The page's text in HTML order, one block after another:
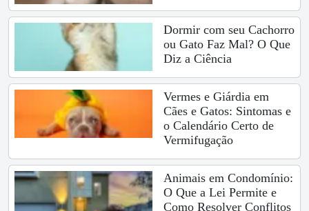
Dormir com seu Cachorro
ou Gato Faz Mal? O Que
Diz a Ciência
Vermes e Giárdia em
Cães e Gatos: Sintomas e
o Calendário Certo de
Vermifugação
Animais em Condomínio:
O Que a Lei Permite e
Como Resolver Conflitos